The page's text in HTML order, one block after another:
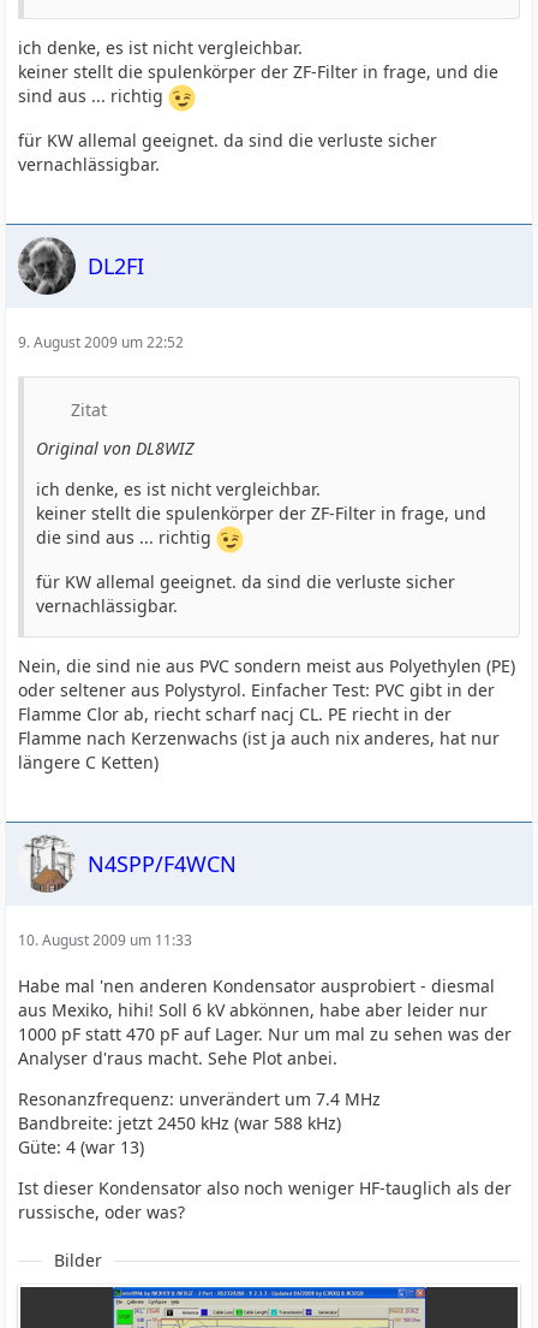
ich denke, es ist nicht vergleichbar.
keiner stellt die spulenkörper der ZF-Filter in frage, und die
sind aus ... richtig
für KW allemal geeignet. da sind die verluste sicher
vernachlässigbar.
DL2FI
9. August 2009 um 22:52
Zitat
Original von DL8WIZ
ich denke, es ist nicht vergleichbar.
keiner stellt die spulenkörper der ZF-Filter in frage, und
die sind aus ... richtig
für KW allemal geeignet. da sind die verluste sicher
vernachlässigbar.
Nein, die sind nie aus PVC sondern meist aus Polyethylen (PE)
oder seltener aus Polystyrol. Einfacher Test: PVC gibt in der
Flamme Clor ab, riecht scharf nacj CL. PE riecht in der
Flamme nach Kerzenwachs (ist ja auch nix anderes, hat nur
längere C Ketten)
N4SPP/F4WCN
10. August 2009 um 11:33
Habe mal 'nen anderen Kondensator ausprobiert - diesmal
aus Mexiko, hihi! Soll 6 kV abkönnen, habe aber leider nur
1000 pF statt 470 pF auf Lager. Nur um mal zu sehen was der
Analyser d'raus macht. Sehe Plot anbei.
Resonanzfrequenz: unverändert um 7.4 MHz
Bandbreite: jetzt 2450 kHz (war 588 kHz)
Güte: 4 (war 13)
Ist dieser Kondensator also noch weniger HF-tauglich als der
russische, oder was?
Bilder